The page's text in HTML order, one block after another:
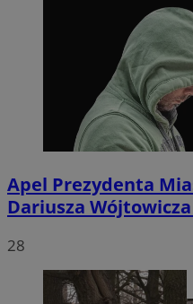
Apel Prezydenta
Dariusza
28